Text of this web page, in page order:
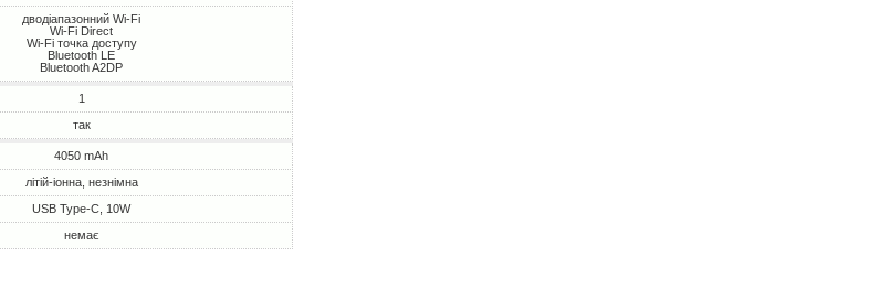
дводіапазонний Wi-Fi
Wi-Fi Direct
Wi-Fi точка доступу
Bluetooth LE
Bluetooth A2DP
1
так
4050 mAh
літій-іонна, незнімна
USB Type-C, 10W
немає